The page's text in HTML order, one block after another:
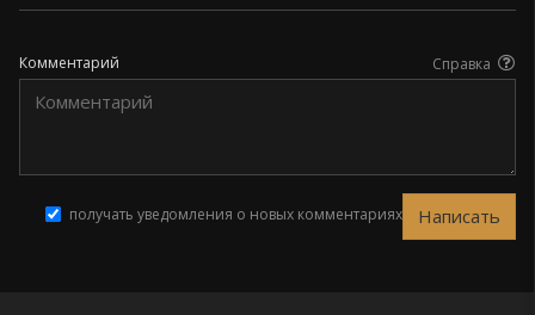
Комментарий Справка
получать уведомления о новых комментариях